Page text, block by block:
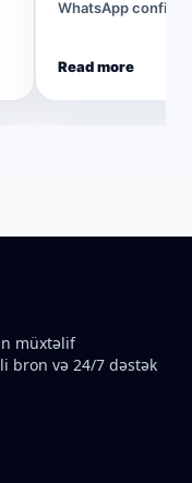
WhatsApp
Read more
müxtəlif
bron və 24/7 dəstək